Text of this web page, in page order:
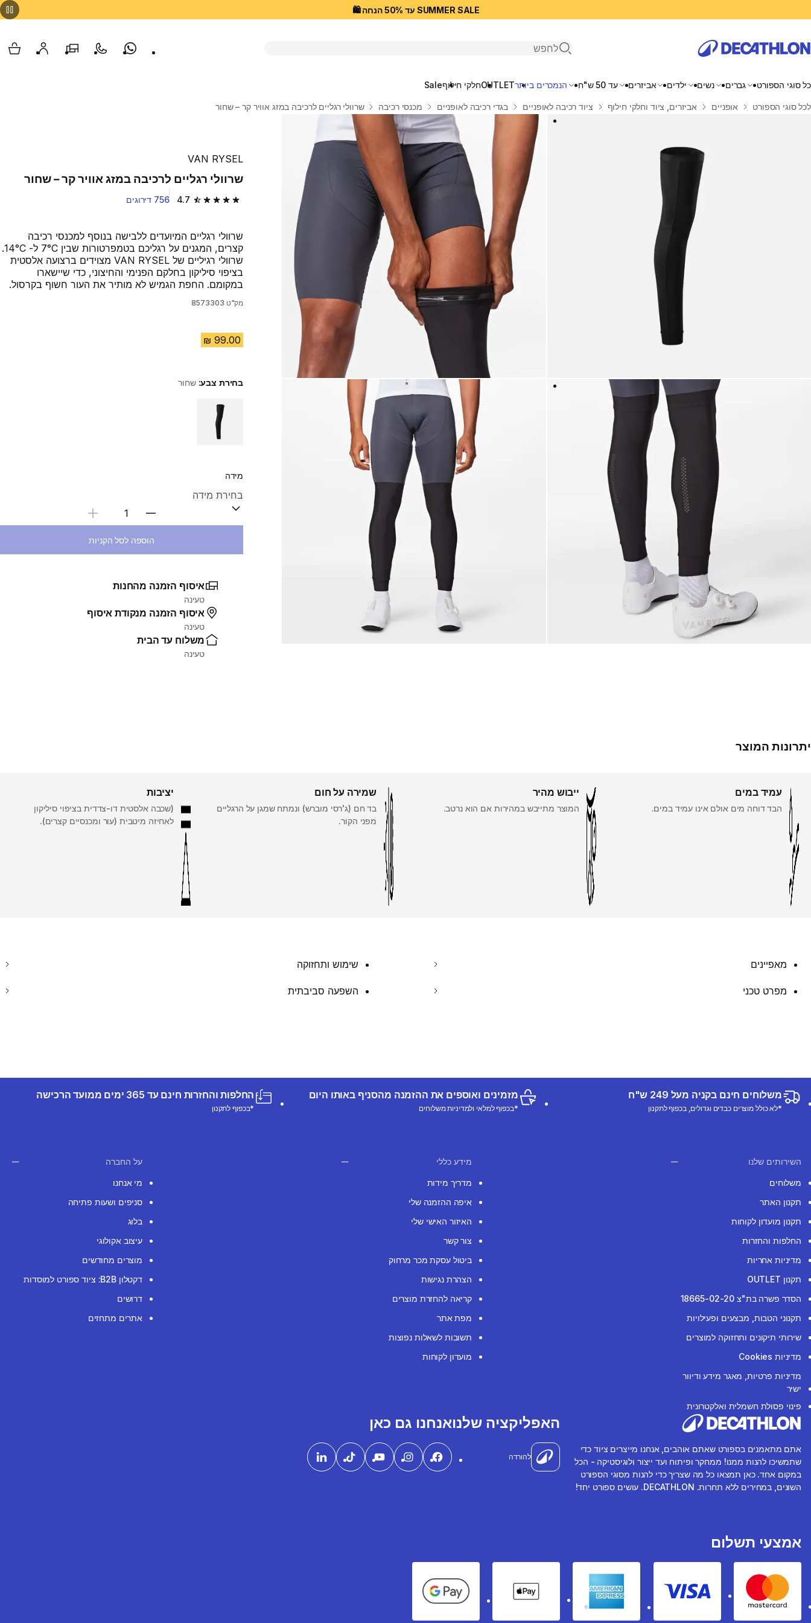
SUMMER SALE עד 50% הנחה 🛍️
פתיחת חיפוש
Whatsappצור קשרהסניפים שלנוהחשבון שלי
כל סוגי הספורט גברים נשים ילדים אביזרים עד 50 ש"ח הנמכרים ביותרOUTLETחלקי חילוףSale
בית
לכל סוגי הספורט אופניים אביזרים, ציוד וחלקי חילוף ציוד רכיבה לאופניים בגדי רכיבה לאופניים מכנסי רכיבה שרוולי רגליים לרכיבה במזג אוויר קר – שחור
VAN RYSEL
שרוולי רגליים לרכיבה במזג אוויר קר – שחור
4.7 4.7 out of 5 stars from 756 reviews 756 דירוגים
שרוולי רגליים המיועדים ללבישה בנוסף למכנסי רכיבה
קצרים, המגנים על רגליכם בטמפרטורות שבין ‎7°C ל- 14°C.
שרוולי רגיליים של VAN RYSEL מצוידים ברצועה אלסטית
בציפוי סיליקון בחלקם הפנימי והחיצוני, כדי שיישארו
במקומם. החפת הגמיש לא מותיר את העור חשוף בקרסול.
מק"ט 8573303
בחירת צבע:שחור
Choose a variant
מידה
בחירת כמות
הוספה לסל הקניות
איסוף הזמנה מהחנות
טעינה
איסוף הזמנה מנקודת איסוף
טעינה
משלוח עד הבית
טעינה
יתרונות המוצר
עמיד במים
הבד דוחה מים אולם אינו עמיד במים.
ייבוש מהיר
המוצר מתייבש במהירות אם הוא נרטב.
שמירה על חום
בד חם (ג'רסי מוברש) ונמתח שמגן על הרגליים
מפני הקור.
יציבות
(שכבה אלסטית דו-צדדית בציפוי סיליקון
לאחיזה מיטבית (עור ומכנסיים קצרים).
מאפיינים שימוש ותחזוקה
מפרט טכני השפעה סביבתית
משלוחים חינם בקניה מעל 249 ש"ח
*לא כולל מוצרים כבדים וגדולים, בכפוף לתקנון
מזמינים ואוספים את ההזמנה מהסניף באותו היום
*בכפוף למלאי ולמדיניות משלוחים
החלפות והחזרות חינם עד 365 ימים ממועד הרכישה
*בכפוף לתקנון
השירותים שלנו
משלוחים
תקנון האתר
תקנון מועדון לקוחות
החלפות והחזרות
מדיניות אחריות
תקנון OUTLET
הסדר פשרה בת"צ 18665-02-20
תקנוני הטבות, מבצעים ופעילויות
שירותי תיקונים ותחזוקה למוצרים
מדיניות Cookies
מדיניות פרטיות, מאגר מידע ודיוור
ישיר
פינוי פסולת חשמלית ואלקטרונית
מידע כללי
מדריך מידות
איפה ההזמנה שלי
האיזור האישי שלי
צור קשר
ביטול עסקת מכר מרחוק
הצהרת נגישות
קריאה להחזרת מוצרים
מפת אתר
תשובות לשאלות נפוצות
מועדון לקוחות
על החברה
מי אנחנו
סניפים ושעות פתיחה
בלוג
עיצוב אקולוגי
מוצרים מחודשים
דקטלון B2B: ציוד ספורט למוסדות
דרושים
אתרים מתחזים
אתם מתאמנים בספורט שאתם אוהבים, אנחנו מייצרים ציוד כדי
שתמשיכו להנות ממנו! ממחקר ופיתוח ועד ייצור ולוגיסטיקה - הכל
במקום אחד. כאן תמצאו כל מה שצריך כדי להנות מסוגי הספורט
השונים, במחירים ללא תחרות. DECATHLON. עושים ספורט יחד!
האפליקציה שלנו
להורדה
אנחנו גם כאן
אמצעי תשלום
Mastercard
Visa
American express
Apple Pay
Google Pay